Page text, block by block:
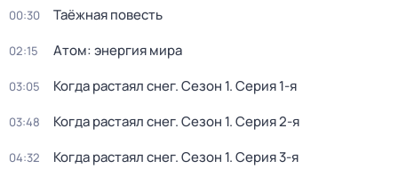
00:30 Таёжная повесть
02:15 Атом: энергия мира
03:05 Когда растаял снег. Сезон 1. Серия 1-я
03:48 Когда растаял снег. Сезон 1. Серия 2-я
04:32 Когда растаял снег. Сезон 1. Серия 3-я